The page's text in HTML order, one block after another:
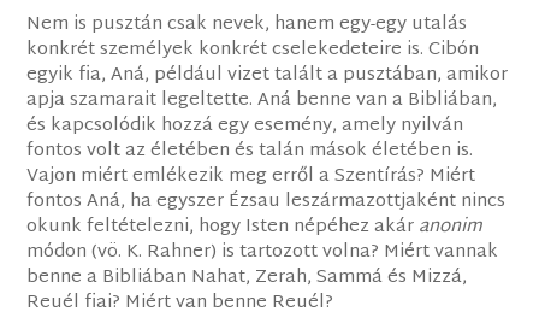
Nem is pusztán csak nevek, hanem egy-egy utalás
konkrét személyek konkrét cselekedeteire is. Cibón
egyik fia, Aná, például vizet talált a pusztában, amikor
apja szamarait legeltette. Aná benne van a Bibliában,
és kapcsolódik hozzá egy esemény, amely nyilván
fontos volt az életében és talán mások életében is.
Vajon miért emlékezik meg erről a Szentírás? Miért
fontos Aná, ha egyszer Ézsau leszármazottjaként nincs
okunk feltételezni, hogy Isten népéhez akáranonim
módon (vö. K. Rahner) is tartozott volna? Miért vannak
benne a Bibliában Nahat, Zerah, Sammá és Mizzá,
Reuél fiai? Miért van benne Reuél?